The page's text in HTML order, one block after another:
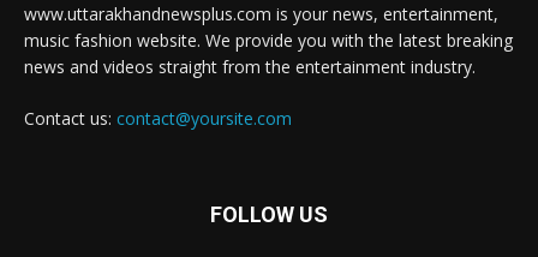
www.uttarakhandnewsplus.com is your news, entertainment,
music fashion website. We provide you with the latest breaking
news and videos straight from the entertainment industry.
Contact us: contact@yoursite.com
FOLLOW US